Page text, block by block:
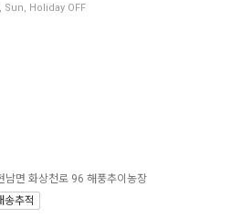
Holiday OFF
면 화상천로 96 해풍추이농장
송추적